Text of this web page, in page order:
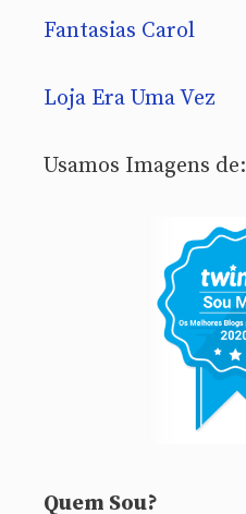
Fantasias Carol
Loja Era Uma Vez
Usamos Imagens de:
Quem Sou?